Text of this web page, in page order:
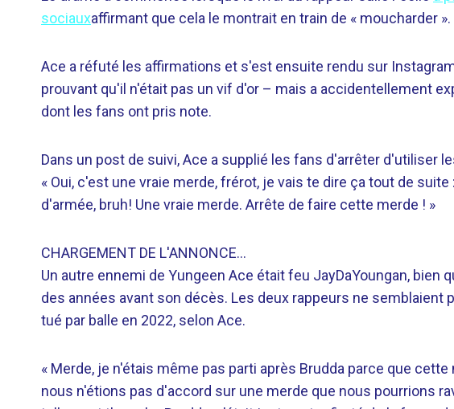
sociauxaffirmant que cela le montrait en train de « moucharder ».
Ace a réfuté les affirmations et s'est ensuite rendu sur
prouvant qu'il n'était pas un vif d'or – mais a accidentellement
dont les fans ont pris note.
Dans un post de suivi, Ace a supplié les fans d'arrêter d'utiliser
« Oui, c'est une vraie merde, frérot, je vais te dire ça tout de
d'armée, bruh! Une vraie merde. Arrête de faire cette merde ! »
CHARGEMENT DE L'ANNONCE…
Un autre ennemi de Yungeen Ace était feu JayDaYoungan,
des années avant son décès. Les deux rappeurs ne semblaient
tué par balle en 2022, selon Ace.
« Merde, je n'étais même pas parti après Brudda parce que
nous n'étions pas d'accord sur une merde que nous pourrions